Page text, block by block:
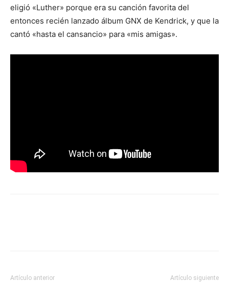
eligió «Luther» porque era su canción favorita del
entonces recién lanzado álbum GNX de Kendrick, y que la
cantó «hasta el cansancio» para «mis amigas».
Artículo anterior Artículo siguiente